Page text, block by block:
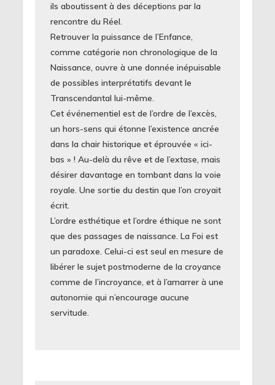
ils aboutissent à des déceptions par la
rencontre du Réel.
Retrouver la puissance de l’Enfance,
comme catégorie non chronologique de la
Naissance, ouvre à une donnée inépuisable
de possibles interprétatifs devant le
Transcendantal lui-même.
Cet événementiel est de l’ordre de l’excès,
un hors-sens qui étonne l’existence ancrée
dans la chair historique et éprouvée « ici-
bas » ! Au-delà du rêve et de l’extase, mais
désirer davantage en tombant dans la voie
royale. Une sortie du destin que l’on croyait
écrit.
L’ordre esthétique et l’ordre éthique ne sont
que des passages de naissance. La Foi est
un paradoxe. Celui-ci est seul en mesure de
libérer le sujet postmoderne de la croyance
comme de l’incroyance, et à l’amarrer à une
autonomie qui n’encourage aucune
servitude.